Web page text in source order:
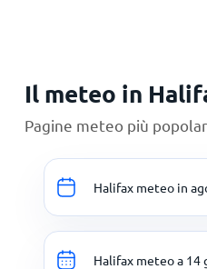
Il meteo in
Pagine meteo più
Halifax meteo in
Halifax meteo a 14